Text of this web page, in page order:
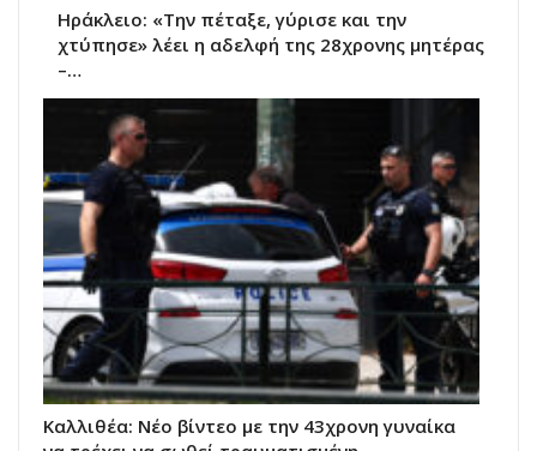
Ηράκλειο: «Την πέταξε, γύρισε και την
χτύπησε» λέει η αδελφή της 28χρονης μητέρας
–…
Kαλλιθέα: Νέο βίντεο με την 43χρονη γυναίκα